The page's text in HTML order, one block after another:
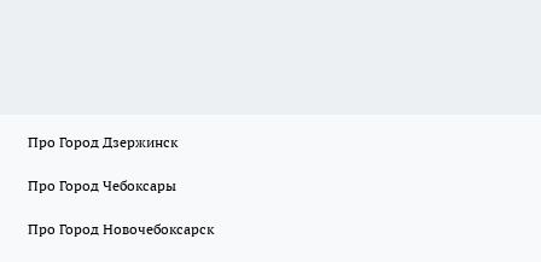
Про Город Дзержинск
Про Город Чебоксары
Про Город Новочебоксарск